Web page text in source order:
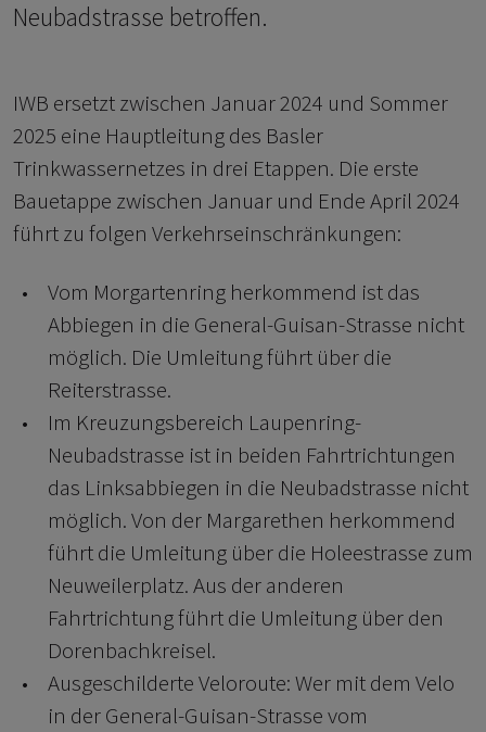
Neubadstrasse betroffen.
IWB ersetzt zwischen Januar 2024 und Sommer
2025 eine Hauptleitung des Basler
Trinkwassernetzes in drei Etappen. Die erste
Bauetappe zwischen Januar und Ende April 2024
führt zu folgen Verkehrseinschränkungen:
Vom Morgartenring herkommend ist das
Abbiegen in die General-Guisan-Strasse nicht
möglich. Die Umleitung führt über die
Reiterstrasse.
Im Kreuzungsbereich Laupenring-
Neubadstrasse ist in beiden Fahrtrichtungen
das Linksabbiegen in die Neubadstrasse nicht
möglich. Von der Margarethen herkommend
führt die Umleitung über die Holeestrasse zum
Neuweilerplatz. Aus der anderen
Fahrtrichtung führt die Umleitung über den
Dorenbachkreisel.
Ausgeschilderte Veloroute: Wer mit dem Velo
in der General-Guisan-Strasse vom